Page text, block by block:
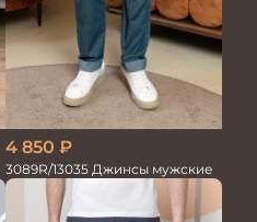
4 850 ₽
3089R/13035 Джинсы мужские